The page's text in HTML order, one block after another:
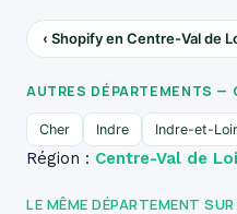
‹ Shopify en Centre-Val de
AUTRES DÉPARTEMENTS —
Cher Indre Indre-et-
Région : Centre-Val de
LE MÊME DÉPARTEMENT